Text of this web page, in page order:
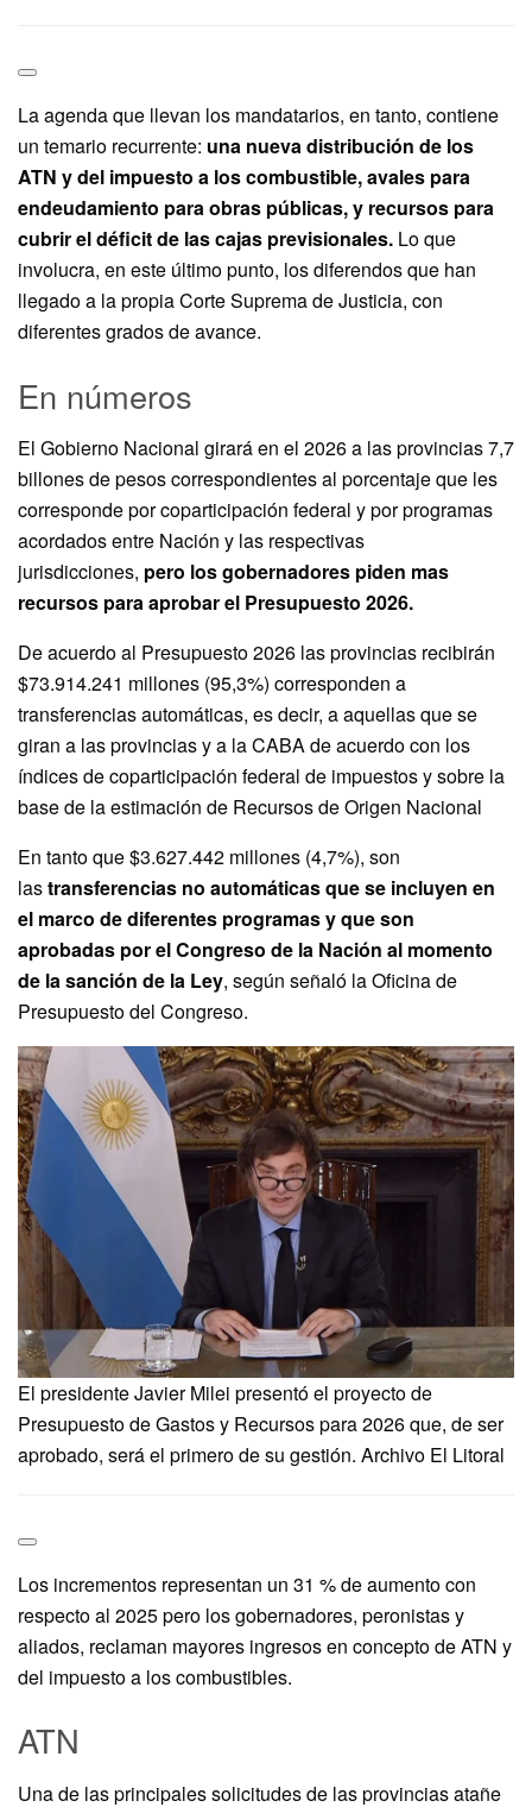
La agenda que llevan los mandatarios, en tanto, contiene
un temario recurrente: una nueva distribución de los
ATN y del impuesto a los combustible, avales para
endeudamiento para obras públicas, y recursos para
cubrir el déficit de las cajas previsionales. Lo que
involucra, en este último punto, los diferendos que han
llegado a la propia Corte Suprema de Justicia, con
diferentes grados de avance.
En números
El Gobierno Nacional girará en el 2026 a las provincias 7,7
billones de pesos correspondientes al porcentaje que les
corresponde por coparticipación federal y por programas
acordados entre Nación y las respectivas
jurisdicciones, pero los gobernadores piden mas
recursos para aprobar el Presupuesto 2026.
De acuerdo al Presupuesto 2026 las provincias recibirán
$73.914.241 millones (95,3%) corresponden a
transferencias automáticas, es decir, a aquellas que se
giran a las provincias y a la CABA de acuerdo con los
índices de coparticipación federal de impuestos y sobre la
base de la estimación de Recursos de Origen Nacional
En tanto que $3.627.442 millones (4,7%), son
lastransferencias no automáticas que se incluyen en
el marco de diferentes programas y que son
aprobadas por el Congreso de la Nación al momento
de la sanción de la Ley, según señaló la Oficina de
Presupuesto del Congreso.
El presidente Javier Milei presentó el proyecto de
Presupuesto de Gastos y Recursos para 2026 que, de ser
aprobado, será el primero de su gestión. Archivo El Litoral
Los incrementos representan un 31 % de aumento con
respecto al 2025 pero los gobernadores, peronistas y
aliados, reclaman mayores ingresos en concepto de ATN y
del impuesto a los combustibles.
ATN
Una de las principales solicitudes de las provincias atañe